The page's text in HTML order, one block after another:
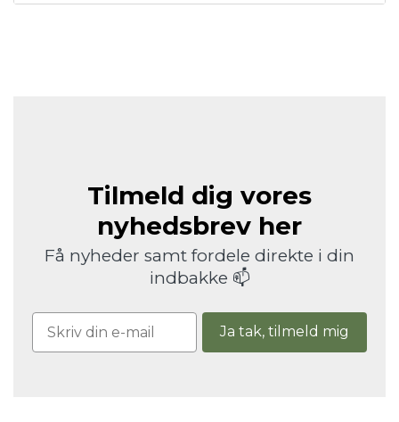
Tilmeld dig vores
nyhedsbrev her
Få nyheder samt fordele direkte i din
indbakke 📫
Ja tak, tilmeld mig